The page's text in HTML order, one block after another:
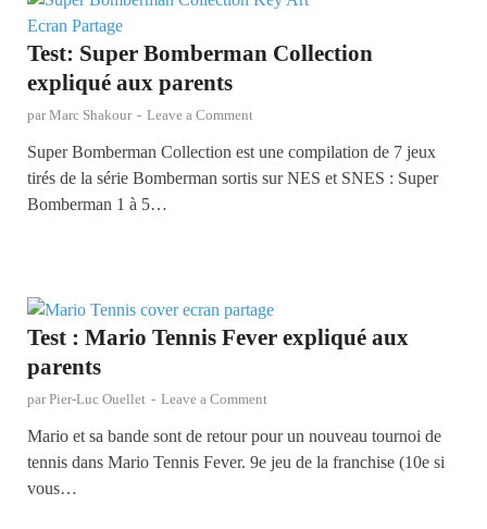
Test: Super Bomberman Collection
expliqué aux parents
parMarc Shakour - Leave a Comment
Super Bomberman Collection est une compilation de 7 jeux
tirés de la série Bomberman sortis sur NES et SNES : Super
Bomberman 1 à 5…
Test : Mario Tennis Fever expliqué aux
parents
parPier-Luc Ouellet - Leave a Comment
Mario et sa bande sont de retour pour un nouveau tournoi de
tennis dans Mario Tennis Fever. 9e jeu de la franchise (10e si
vous…